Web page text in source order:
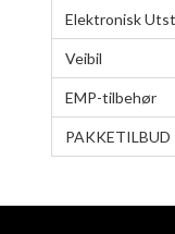
Elektronisk
Veibil
EMP-tilbehør
PAKKETILBUD